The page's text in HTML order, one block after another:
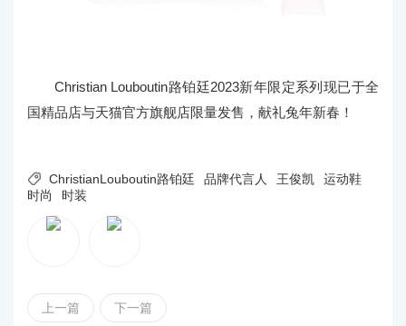
Christian Louboutin路铂廷2023新年限定系列现已于全
国精品店与天猫官方旗舰店限量发售，献礼兔年新春！
 ChristianLouboutin路铂廷 品牌代言人 王俊凯
运动鞋
时尚
时装
上一篇 下一篇